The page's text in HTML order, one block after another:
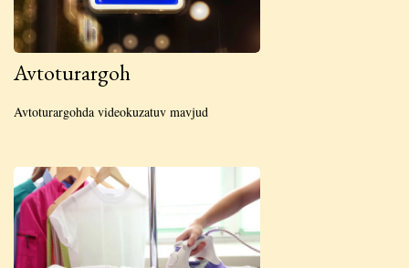
Avtoturargoh
Avtoturargohda videokuzatuv mavjud